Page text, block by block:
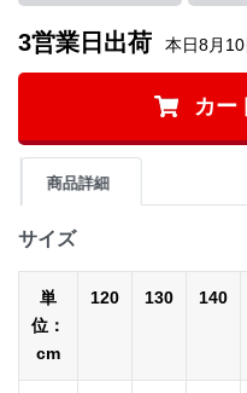
3営業日出荷 本日8月
カー
商品詳細
サイズ
単
位：
cm
120 130 140